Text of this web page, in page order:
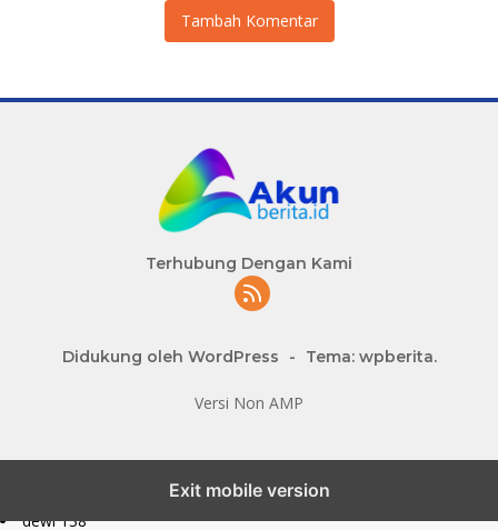
Tambah Komentar
Terhubung Dengan Kami
Didukung oleh WordPress - Tema: wpberita.
Versi Non AMP
Exit mobile version
dewi 138